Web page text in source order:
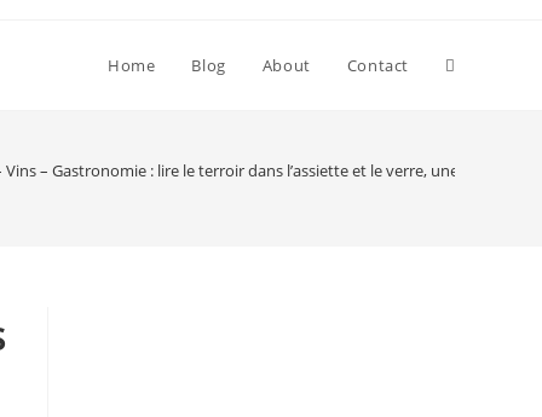
Home Blog About Contact Toggle
Vins – Gastronomie : lire le terroir dans l’assiette et le verre, une approche